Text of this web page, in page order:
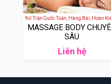
- 6b Phố Trần Quốc Toản, Hàng Bài, Hoàn Kiếm,
MASSAGE BODY
SÂU
Liên hệ
Hoa Mộc Tâm An -